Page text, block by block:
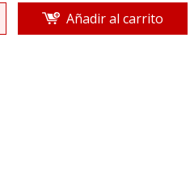
Añadir al carrito